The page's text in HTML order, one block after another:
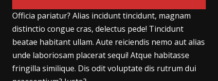
Officia pariatur? Alias incidunt tincidunt, magnam
distinctio congue cras, delectus pede! Tincidunt
beatae habitant ullam. Aute reiciendis nemo aut alias
unde laboriosam placerat sequi! Atque habitasse
fringilla similique. Dis odit voluptate dis rutrum dui